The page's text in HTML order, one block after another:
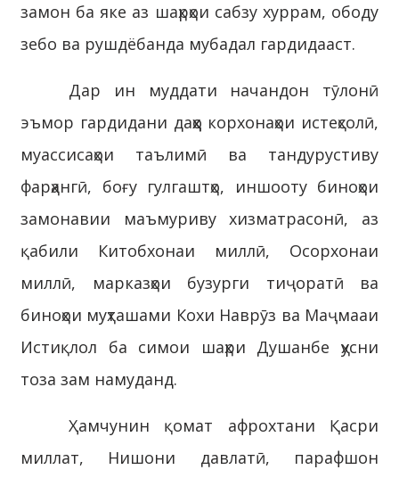
замон ба яке аз шаҳрҳои сабзу хуррам, ободу
зебо ва рушдёбанда мубадал гардидааст.
Дар ин муддати начандон тӯлонӣ
эъмор гардидани даҳҳо корхонаҳои истеҳсолӣ,
муассисаҳои таълимӣ ва тандурустиву
фарҳангӣ, боғу гулгаштҳо, иншооту биноҳои
замонавии маъмуриву хизматрасонӣ, аз
қабили Китобхонаи миллӣ, Осорхонаи
миллӣ, марказҳои бузурги тиҷоратӣ ва
биноҳои муҳташами Кохи Наврӯз ва Маҷмааи
Истиқлол ба симои шаҳри Душанбе ҳусни
тоза зам намуданд.
Ҳамчунин қомат афрохтани Қасри
миллат, Нишони давлатӣ, парафшон